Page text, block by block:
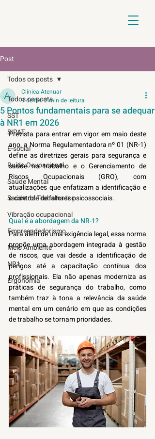
Post
Todos os posts
SST
SIPAT
E-social
Ruído Ocupacional
Saúde Mental
Saúde do Trabalhador
Vibração ocupacional
Empreendedorismo
Meio Ambiente
NR1
Ergonomia
Todos os posts
5 Pontos fundamentais para se adequar
à NR1 em 2026
Clínica Atenuar
9 de fev.2 min de leitura
Prevista para entrar em vigor em maio deste
ano, a Norma Regulamentadora nº 01 (NR-1)
define as diretrizes gerais para segurança e
saúde no trabalho e o Gerenciamento de
Riscos Ocupacionais (GRO), com
atualizações que enfatizam a identificação e
o controle de fatores psicossociais.
Qual é a abordagem da NR-1?
Para além de uma exigência legal, essa norma
propõe uma abordagem integrada à gestão
de riscos, que vai desde a identificação de
perigos até a capacitação contínua dos
profissionais. Ela não apenas moderniza as
práticas de segurança do trabalho, como
também traz à tona a relevância da saúde
mental em um cenário em que as condições
de trabalho se tornam prioridades.